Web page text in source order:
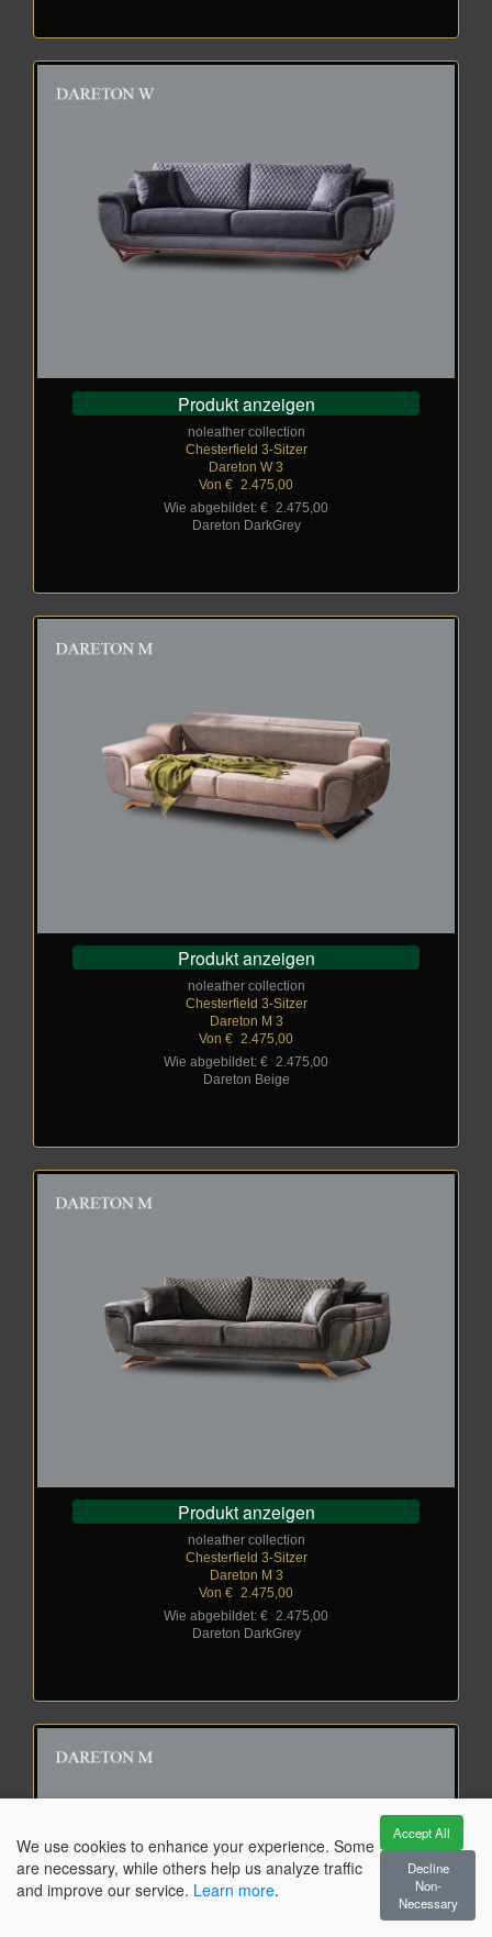
Produkt anzeigen
noleather collection
Chesterfield 3-Sitzer
Dareton W 3
Von € 2.475,00
Wie abgebildet: €
2.475,00
Dareton DarkGrey
Produkt anzeigen
noleather collection
Chesterfield 3-Sitzer
Dareton M 3
Von € 2.475,00
Wie abgebildet: €
2.475,00
Dareton Beige
Produkt anzeigen
noleather collection
Chesterfield 3-Sitzer
Dareton M 3
Von € 2.475,00
Wie abgebildet: €
2.475,00
Dareton DarkGrey
We use cookies to enhance your experience. Some
are necessary, while others help us analyze traffic
and improve our service. Learn more.
Accept All
Decline
Non-
Necessary